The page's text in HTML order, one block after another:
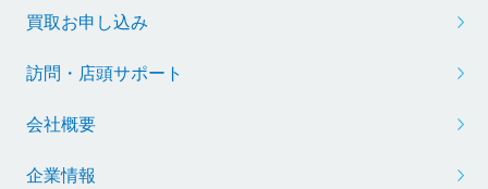
買取お申し込み
訪問・店頭サポート
会社概要
企業情報